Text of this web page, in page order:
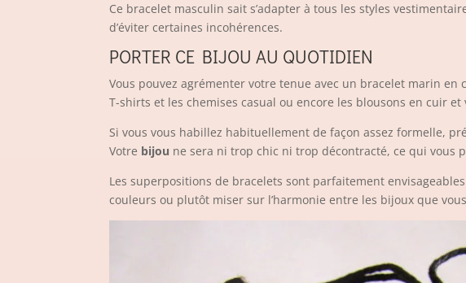
Ce bracelet masculin sait s’adapter à tous les styles
d’éviter certaines incohérences.
PORTER CE BIJOU AU QUOTIDIEN
Vous pouvez agrémenter votre tenue avec un bracelet marin
T-shirts et les chemises casual ou encore les blousons en cuir
Si vous vous habillez habituellement de façon assez formelle,
Votre bijou ne sera ni trop chic ni trop décontracté, ce qui vous
Les superpositions de bracelets sont parfaitement
couleurs ou plutôt miser sur l’harmonie entre les bijoux que